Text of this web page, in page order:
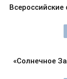
«Солнечное